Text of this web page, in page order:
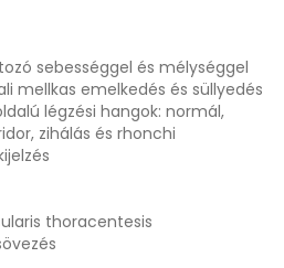
sebességgel és mélységgel
mellkas emelkedés és süllyedés
légzési hangok: normál,
zihálás és rhonchi
thoracentesis